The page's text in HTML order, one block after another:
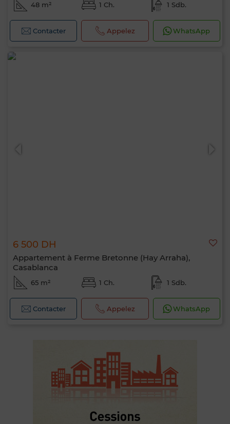
48 m² 1 Ch. 1 Sdb.
Contacter Appelez WhatsApp
6 500 DH
Appartement à Ferme Bretonne (Hay Arraha),
Casablanca
65 m² 1 Ch. 1 Sdb.
Contacter Appelez WhatsApp